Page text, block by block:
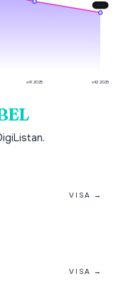
# 43
v41 2025 v42 2025
VISA →
VISA →